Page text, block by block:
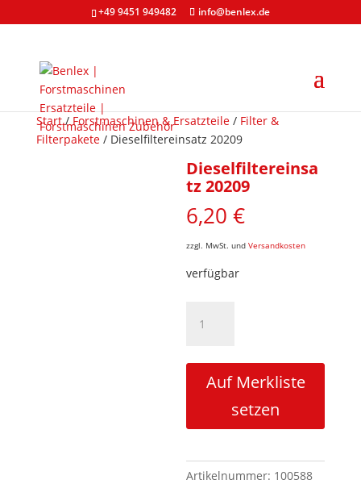
+49 9451 949482 info@benlex.de
Start/Forstmaschinen & Ersatzteile/ Filter &
Filterpakete/ Dieselfiltereinsatz 20209
Dieselfiltereinsa
tz 20209
6,20€
zzgl. MwSt. undVersandkosten
verfügbar
20209
Auf Merkliste
setzen
Artikelnummer: 100588